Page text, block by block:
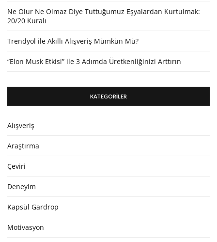
Ne Olur Ne Olmaz Diye Tuttuğumuz Eşyalardan Kurtulmak:
20/20 Kuralı
Trendyol ile Akıllı Alışveriş Mümkün Mü?
“Elon Musk Etkisi” ile 3 Adımda Üretkenliğinizi Arttırın
KATEGORİLER
Alışveriş
Araştırma
Çeviri
Deneyim
Kapsül Gardrop
Motivasyon